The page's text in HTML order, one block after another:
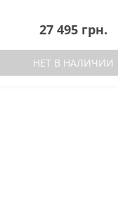
27 495 грн.
НЕТ В НАЛИЧИИ